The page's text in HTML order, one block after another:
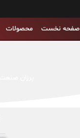
صفحه نخست محصولات